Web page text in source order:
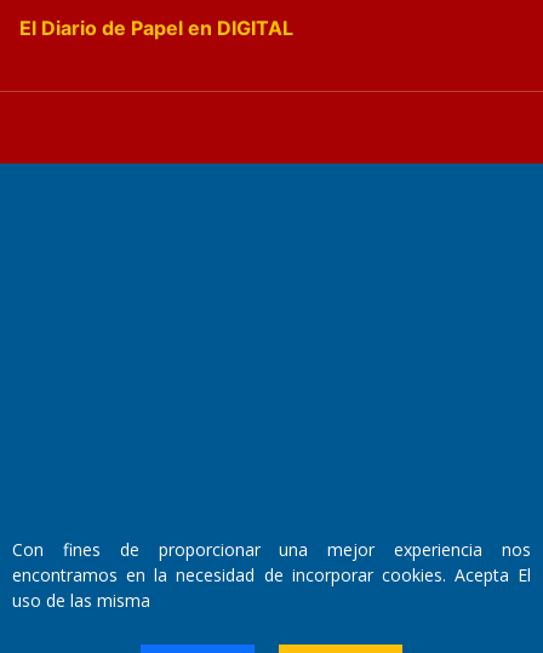
El Diario de Papel en DIGITAL
Domicilio Legal: José Ingenieros 855,
Santa Rosa, La Pampa.
Con fines de proporcionar una mejor experiencia nos
encontramos en la necesidad de incorporar cookies. Acepta El
uso de las misma